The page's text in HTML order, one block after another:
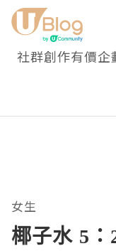
社群創作有價企
女生
椰子水 5